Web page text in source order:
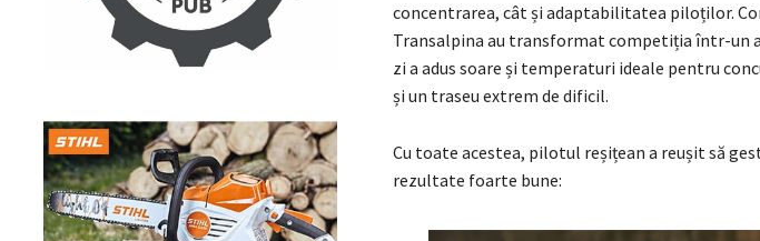
concentrarea, cât și adaptabilitatea piloților.
Transalpina au transformat competiția într-un
zi a adus soare și temperaturi ideale pentru
și un traseu extrem de dificil.
Cu toate acestea, pilotul reșițean a reușit să
rezultate foarte bune: